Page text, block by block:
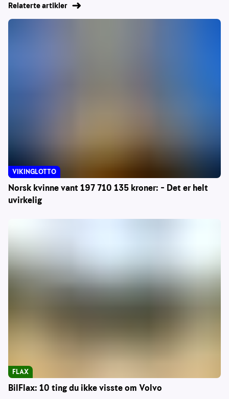
Relaterte artikler
Norsk kvinne vant 197 710 135 kroner: – Det er helt
uvirkelig
VIKINGLOTTO
BilFlax: 10 ting du ikke visste om Volvo
FLAX